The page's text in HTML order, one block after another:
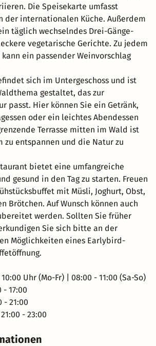
Die Speisekarte umfasst
der internationalen Küche. Außerdem
täglich wechselndes Drei-Gänge-
vegetarische Gerichte. Zu jedem
ein passender Weinvorschlag
sich im Untergeschoss und ist
gestaltet, das zur
passt. Hier können Sie ein Getränk,
oder ein leichtes Abendessen
Terrasse mitten im Wald ist
zu entspannen und die Natur zu
bietet eine umfangreiche
gesund in den Tag zu starten. Freuen
mit Müsli, Joghurt, Obst,
Brötchen. Auf Wunsch können auch
werden. Sollten Sie früher
Sie sich bitte an der
Möglichkeiten eines Earlybird-
Uhr (Mo-Fr) | 08:00 - 11:00 (Sa-So)
- 17:00
- 21:00
- 23:00